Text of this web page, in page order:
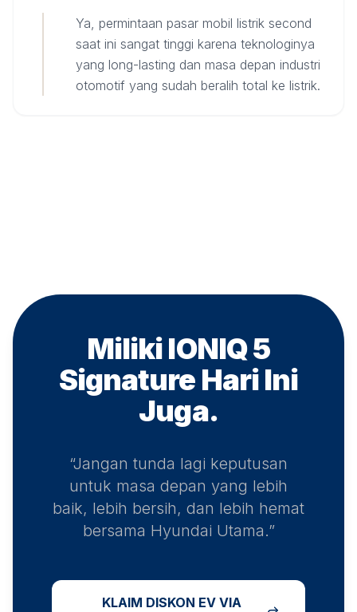
Ya, permintaan pasar mobil listrik second
saat ini sangat tinggi karena teknologinya
yang long-lasting dan masa depan industri
otomotif yang sudah beralih total ke listrik.
Miliki IONIQ 5
Signature Hari Ini
Juga.
“Jangan tunda lagi keputusan
untuk masa depan yang lebih
baik, lebih bersih, dan lebih hemat
bersama Hyundai Utama.”
KLAIM DISKON EV VIA